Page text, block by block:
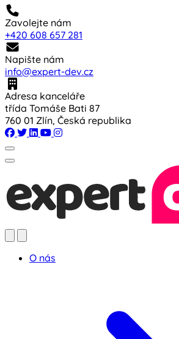
Zavolejte nám
+420 608 657 281
Napište nám
info@expert-dev.cz
Adresa kanceláře
třída Tomáše Bati 87
760 01 Zlín, Česká republika
O nás